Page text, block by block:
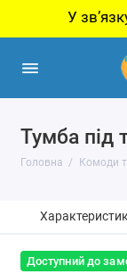
У звʼязку з
Тумба під
Головна Комоди
Доступний до